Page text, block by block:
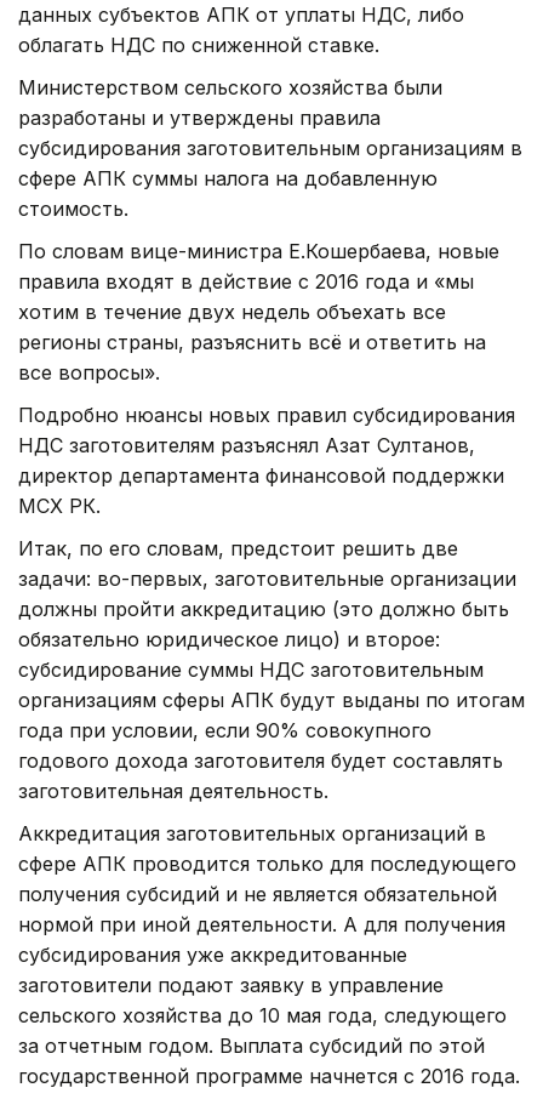
данных субъектов АПК от уплаты НДС, либо
облагать НДС по сниженной ставке.
Министерством сельского хозяйства были
разработаны и утверждены правила
субсидирования заготовительным организациям в
сфере АПК суммы налога на добавленную
стоимость.
По словам вице-министра Е.Кошербаева, новые
правила входят в действие с 2016 года и «мы
хотим в течение двух недель объехать все
регионы страны, разъяснить всё и ответить на
все вопросы».
Подробно нюансы новых правил субсидирования
НДС заготовителям разъяснял Азат Султанов,
директор департамента финансовой поддержки
МСХ РК.
Итак, по его словам, предстоит решить две
задачи: во-первых, заготовительные организации
должны пройти аккредитацию (это должно быть
обязательно юридическое лицо) и второе:
субсидирование суммы НДС заготовительным
организациям сферы АПК будут выданы по итогам
года при условии, если 90% совокупного
годового дохода заготовителя будет составлять
заготовительная деятельность.
Аккредитация заготовительных организаций в
сфере АПК проводится только для последующего
получения субсидий и не является обязательной
нормой при иной деятельности. А для получения
субсидирования уже аккредитованные
заготовители подают заявку в управление
сельского хозяйства до 10 мая года, следующего
за отчетным годом. Выплата субсидий по этой
государственной программе начнется с 2016 года.